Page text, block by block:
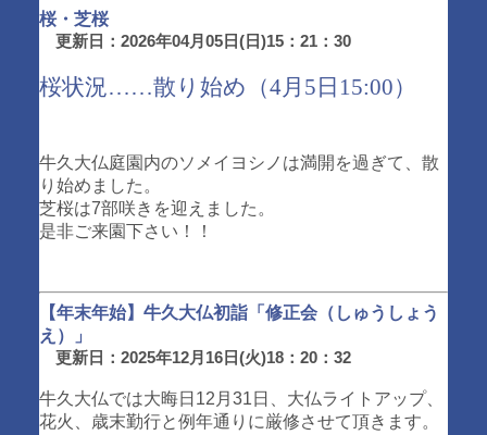
桜・芝桜
更新日：2026年04月05日(日)15：21：30
桜状況……散り始め（4月5日15:00）
牛久大仏庭園内のソメイヨシノは満開を過ぎて、散
り始めました。
芝桜は7部咲きを迎えました。
是非ご来園下さい！！
【年末年始】牛久大仏初詣「修正会（しゅうしょう
え）」
更新日：2025年12月16日(火)18：20：32
牛久大仏では大晦日12月31日、大仏ライトアップ、
花火、歳末勤行と例年通りに厳修させて頂きます。